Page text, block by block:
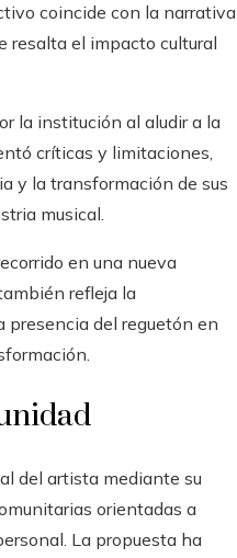
coincide con la narrativa
resalta el impacto cultural
la institución al aludir a la
críticas y limitaciones,
y la transformación de sus
musical.
en una nueva
refleja la
presencia del reguetón en
del artista mediante su
orientadas a
La propuesta ha